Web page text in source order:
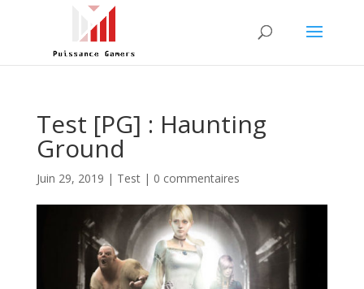
Test [PG] : Haunting
Ground
Juin 29, 2019 | Test| 0 commentaires